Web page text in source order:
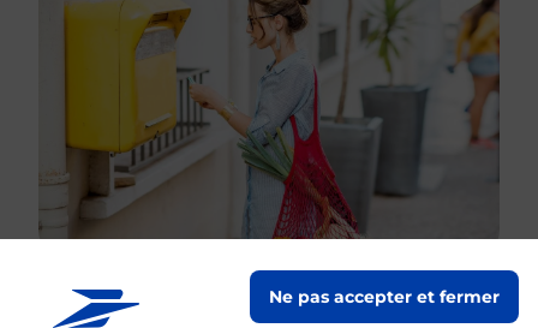
Ne pas accepter et fermer